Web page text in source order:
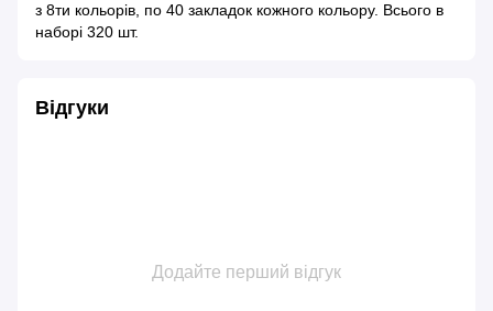
з 8ти кольорів, по 40 закладок кожного кольору. Всього в
наборі 320 шт.
Відгуки
Додайте перший відгук